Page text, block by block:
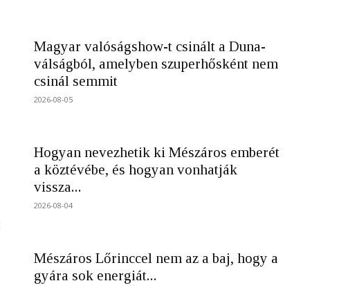
Magyar valóságshow-t csinált a Duna-
válságból, amelyben szuperhősként nem
csinál semmit
2026-08-05
Hogyan nevezhetik ki Mészáros emberét
a köztévébe, és hogyan vonhatják
vissza...
2026-08-04
Mészáros Lőrinccel nem az a baj, hogy a
gyára sok energiát...